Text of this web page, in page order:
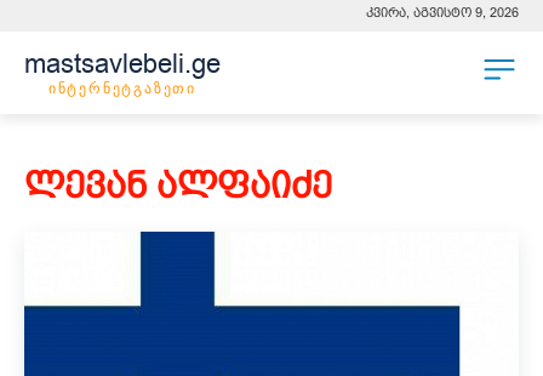
კვირა, აგვისტო 9, 2026
mastsavlebeli.ge
ინტერნეტგაზეთი
ლევან ალფაიძე